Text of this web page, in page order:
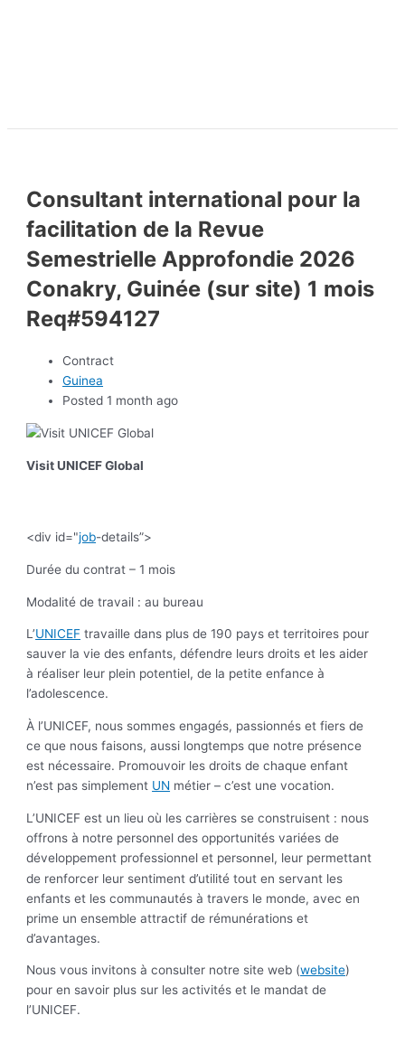
Consultant international pour la
facilitation de la Revue
Semestrielle Approfondie 2026
Conakry, Guinée (sur site) 1 mois
Req#594127
Contract
Guinea
Posted 1 month ago
Visit UNICEF Global
<div id="job-details”>
Durée du contrat – 1 mois
Modalité de travail : au bureau
L’UNICEF travaille dans plus de 190 pays et territoires pour
sauver la vie des enfants, défendre leurs droits et les aider
à réaliser leur plein potentiel, de la petite enfance à
l’adolescence.
À l’UNICEF, nous sommes engagés, passionnés et fiers de
ce que nous faisons, aussi longtemps que notre présence
est nécessaire. Promouvoir les droits de chaque enfant
n’est pas simplement UN métier – c’est une vocation.
L’UNICEF est un lieu où les carrières se construisent : nous
offrons à notre personnel des opportunités variées de
développement professionnel et personnel, leur permettant
de renforcer leur sentiment d’utilité tout en servant les
enfants et les communautés à travers le monde, avec en
prime un ensemble attractif de rémunérations et
d’avantages.
Nous vous invitons à consulter notre site web (website)
pour en savoir plus sur les activités et le mandat de
l’UNICEF.